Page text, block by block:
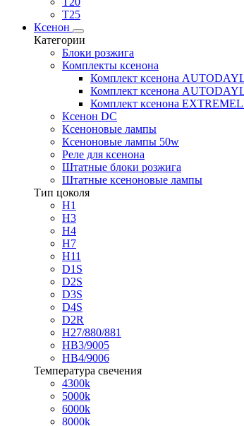
T25
Ксенон
Категории
Блоки розжига
Комплекты ксенона
Комплект ксенона
Комплект ксенона
Комплект ксенона
Ксенон DC
Ксеноновые лампы
Ксеноновые лампы 50w
Реле для ксенона
Штатные блоки розжига
Штатные ксеноновые лампы
Тип цоколя
H1
H3
H4
H7
H11
D1S
D2S
D3S
D4S
D2R
H27/880/881
HB3/9005
HB4/9006
Температура свечения
4300k
5000k
6000k
8000k